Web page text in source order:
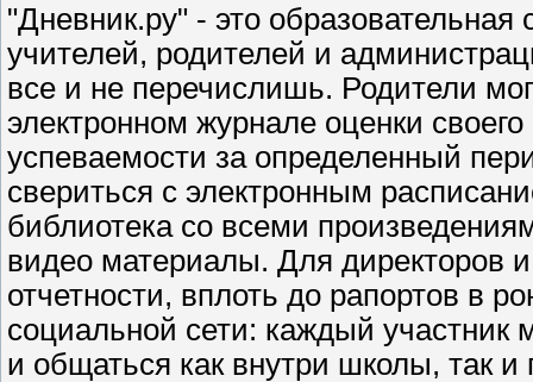
"Дневник.ру" - это образовательная
учителей, родителей и
все и не перечислишь. Родители
электронном журнале оценки
успеваемости за определенный
свериться с электронным
библиотека со всеми
видео материалы. Для директоров
отчетности, вплоть до рапортов в
социальной сети: каждый участник
и общаться как внутри школы, так и